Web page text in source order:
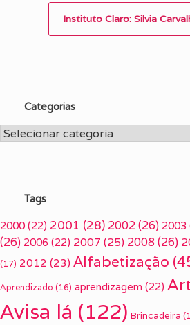
Instituto Claro: Silvia
Categorias
Categorias
Tags
2000 (22) 2001 (28) 2002(26) 2003
(26) 2006 (22) 2007 (25) 2008(26)
(17) 2012 (23) Alfabetização
Aprendizado (16) aprendizagem (22)
Avisa lá (122) Brincadeira